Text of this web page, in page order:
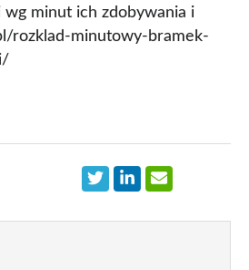
wg minut ich zdobywania i
rozklad-minutowy-bramek-